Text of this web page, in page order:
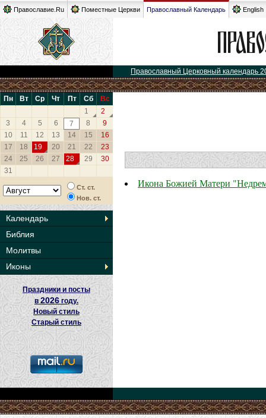
Православие.Ru Поместные Церкви Православный Календарь English
Православный Церковный календарь
Пн Вт Ср Чт Пт Сб
Вс
1
2
3
4 5 6 7 8
9
10
11 12 13 14 15
16
17
18 19 20 21 22
23
24
25 26 27 28 29
30
31
Ст. ст.
Нов. ст.
Календарь
Библия
Молитвы
Иконы
Праздники и посты
в2026 году.
Новый стиль
Старый стиль
Икона Божией Матери